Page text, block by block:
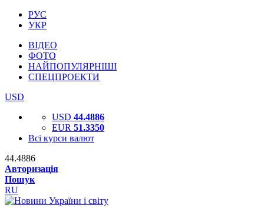
РУС
УКР
ВІДЕО
ФОТО
НАЙПОПУЛЯРНІШІ
СПЕЦПРОЕКТИ
USD
USD 44.4886
EUR 51.3350
Всі курси валют
44.4886
Авторизація
Пошук
RU